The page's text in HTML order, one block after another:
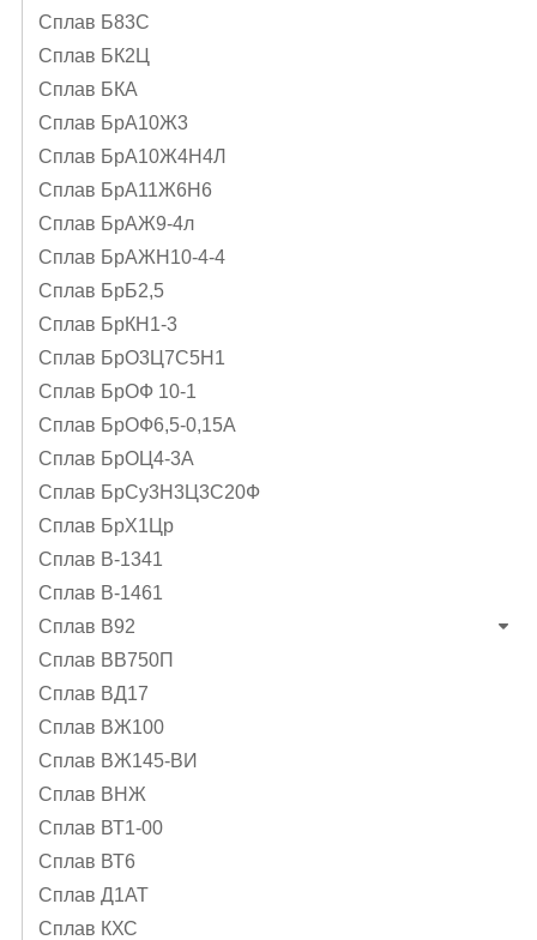
Сплав Б83С
Сплав БК2Ц
Сплав БКА
Сплав БрА10Ж3
Сплав БрА10Ж4Н4Л
Сплав БрА11Ж6Н6
Сплав БрАЖ9-4л
Сплав БрАЖН10-4-4
Сплав БрБ2,5
Сплав БрКН1-3
Сплав БрО3Ц7С5Н1
Сплав БрОФ 10-1
Сплав БрОФ6,5-0,15А
Сплав БрОЦ4-3А
Сплав БрСу3Н3Ц3С20Ф
Сплав БрХ1Цр
Сплав В-1341
Сплав В-1461
Сплав В92
Сплав ВВ750П
Сплав ВД17
Сплав ВЖ100
Сплав ВЖ145-ВИ
Сплав ВНЖ
Сплав ВТ1-00
Сплав ВТ6
Сплав Д1АТ
Сплав КХС